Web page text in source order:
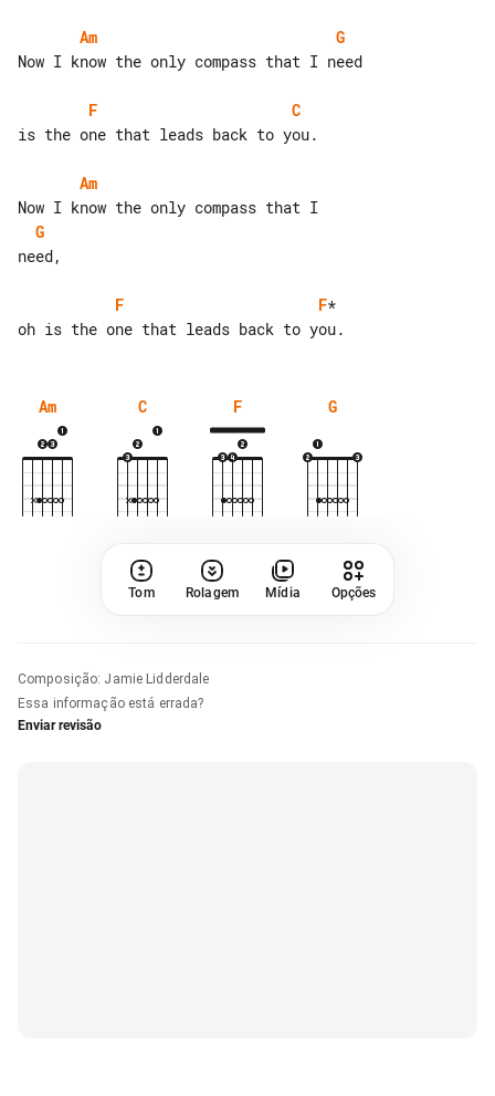
Am
G
Now I know the only compass that I need
F
C
is the one that leads back to you.
Am
G
need,
F F*
Am C F G
Tom Rolagem Mídia Opções
Composição: Jamie Lidderdale
Essa informação está errada?
Enviar revisão